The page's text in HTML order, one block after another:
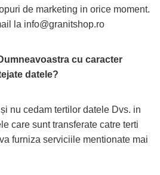
de marketing in orice moment.
la info@granitshop.ro
cu caracter
datele?
nu cedam tertilor datele Dvs. in
care sunt transferate catre terti
furniza serviciile mentionate mai